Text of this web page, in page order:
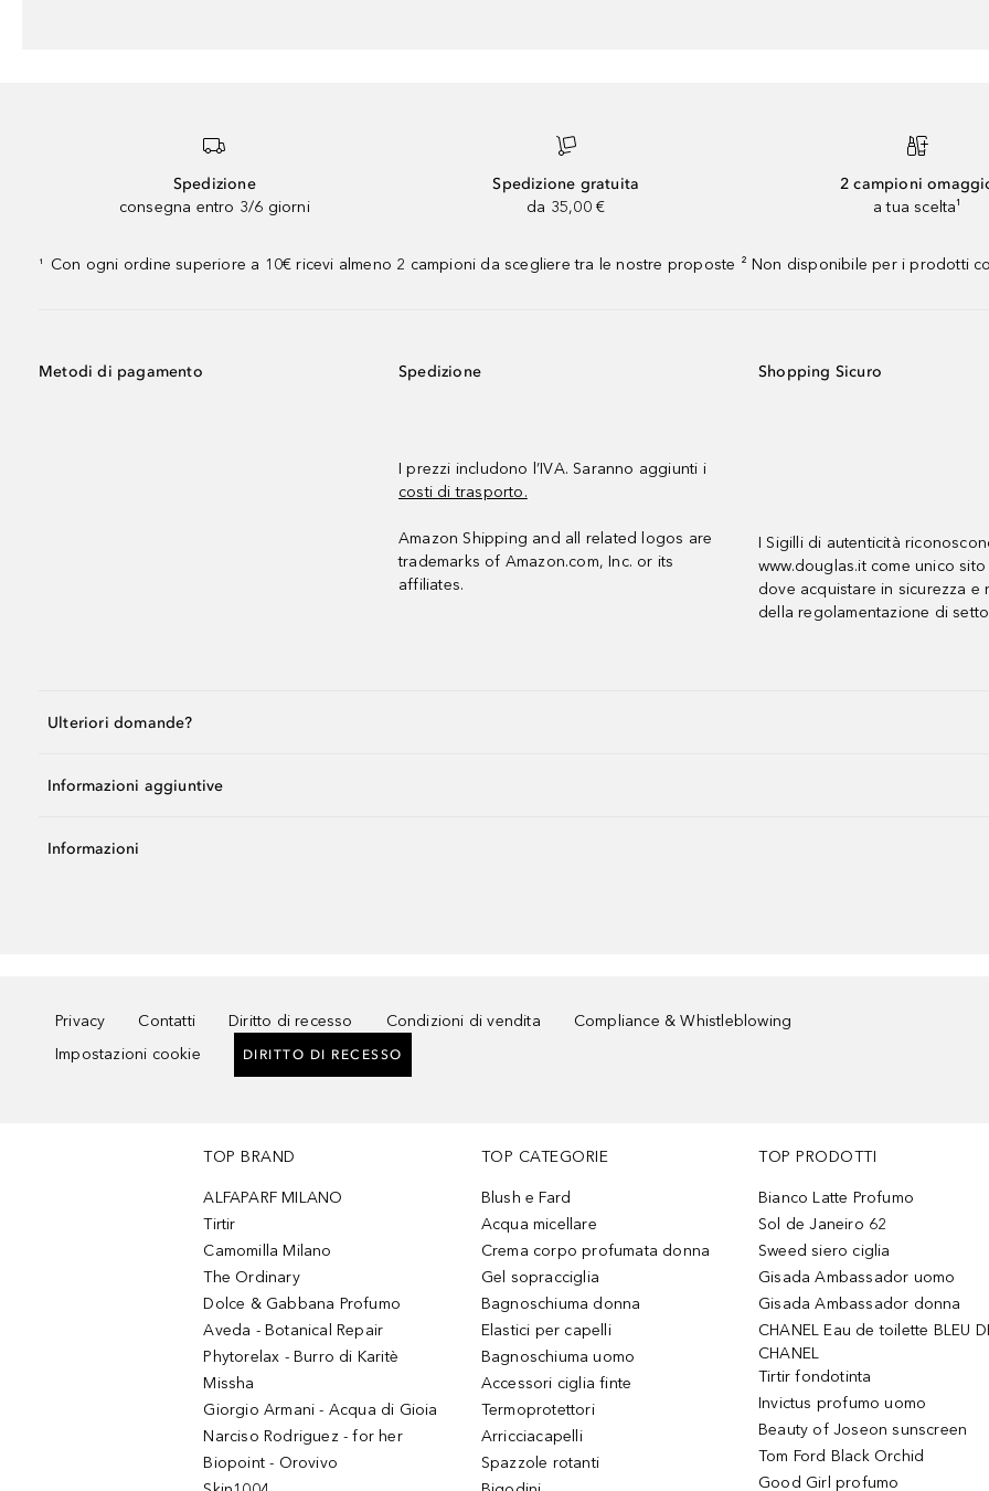
Spedizione
consegna entro 3/6 giorni
Spedizione gratuita
da 35,00 €
2 campioni
a tua scelta¹
¹ Con ogni ordine superiore a 10€ ricevi almeno 2 campioni da scegliere tra le nostre proposte ² Non disponibile per i prodotti
Metodi di pagamento Spedizione
I prezzi includono l’IVA. Saranno aggiunti i
costi di trasporto.
Amazon Shipping and all related logos are
trademarks of Amazon.com, Inc. or its
affiliates.
Shopping Sicuro
I Sigilli di autenticità
www.douglas.it come unico
dove acquistare in sicurezza e
della regolamentazione di
Ulteriori domande?
Informazioni aggiuntive
Informazioni
Privacy Contatti Diritto di recesso Condizioni di vendita
Compliance & Whistleblowing
Impostazioni cookie
DIRITTO DI RECESSO
TOP BRAND
ALFAPARF MILANO
Tirtir
Camomilla Milano
The Ordinary
Dolce & Gabbana Profumo
Aveda - Botanical Repair
Phytorelax - Burro di Karitè
Missha
Giorgio Armani - Acqua di Gioia
Narciso Rodriguez - for her
Biopoint - Orovivo
TOP CATEGORIE
Blush e Fard
Acqua micellare
Crema corpo profumata donna
Gel sopracciglia
Bagnoschiuma donna
Elastici per capelli
Bagnoschiuma uomo
Accessori ciglia finte
Termoprotettori
Arricciacapelli
Spazzole rotanti
TOP PRODOTTI
Bianco Latte Profumo
Sol de Janeiro 62
Sweed siero ciglia
Gisada Ambassador uomo
Gisada Ambassador donna
CHANEL Eau de toilette BLEU
CHANEL
Tirtir fondotinta
Invictus profumo uomo
Beauty of Joseon sunscreen
Tom Ford Black Orchid
Good Girl profumo